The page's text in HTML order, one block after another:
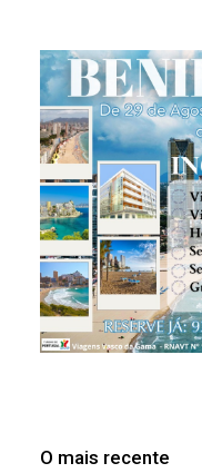
O mais recente